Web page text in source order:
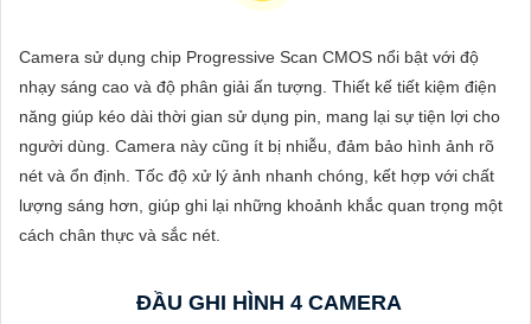
VẤN
VỤ
Đầu ghi Hikvision DS-7104HGHI-F1/N: Là một trong những
Đầu ghi Dahua XVR4104HS-S2: Cung cấp hình ảnh sắc nét
Đầu ghi KBVision KX-304AHD: Một lựa chọn khác với giá
Camera sử dụng chip Progressive Scan CMOS nổi bật với độ
nhạy sáng cao và độ phân giải ấn tượng. Thiết kế tiết kiệm điện
năng giúp kéo dài thời gian sử dụng pin, mang lại sự tiện lợi cho
người dùng. Camera này cũng ít bị nhiễu, đảm bảo hình ảnh rõ
nét và ổn định. Tốc độ xử lý ảnh nhanh chóng, kết hợp với chất
lượng sáng hơn, giúp ghi lại những khoảnh khắc quan trọng một
cách chân thực và sắc nét.
ĐẦU GHI HÌNH 4 CAMERA